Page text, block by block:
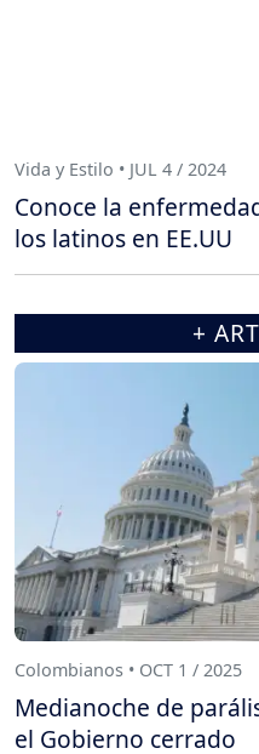
Vida y Estilo • JUL 4 / 2024
Conoce la
los latinos en EE.UU
+
Colombianos • OCT 1 / 2025
Medianoche de
el Gobierno cerrado